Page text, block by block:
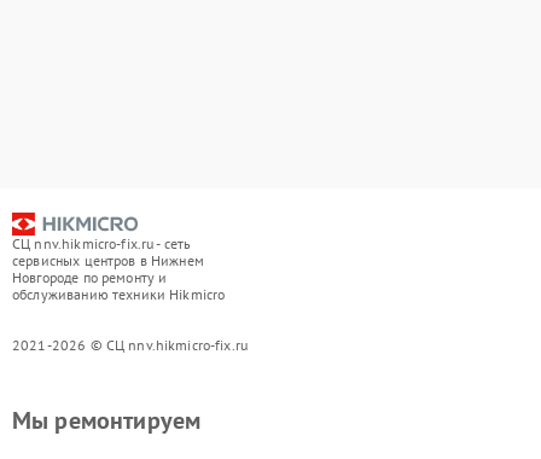
СЦ nnv.hikmicro-fix.ru - сеть
сервисных центров в Нижнем
Новгороде по ремонту и
обслуживанию техники Hikmicro
2021-2026 © СЦ nnv.hikmicro-fix.ru
Мы ремонтируем